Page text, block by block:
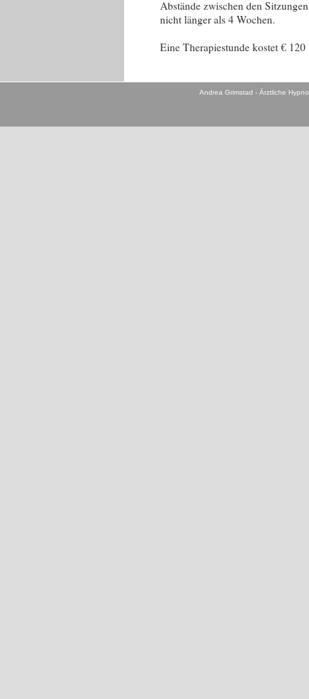
Abstände zwischen den
nicht länger als 4 Wochen.
Eine Therapiestunde kostet €
Andrea Grimstad - Ärztliche